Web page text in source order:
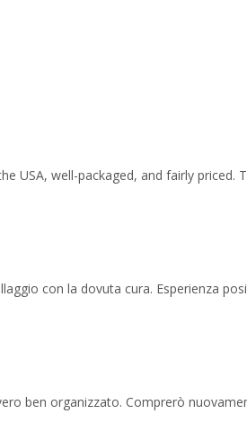
USA, well-packaged, and fairly priced.
con la dovuta cura. Esperienza
ben organizzato. Comprerò